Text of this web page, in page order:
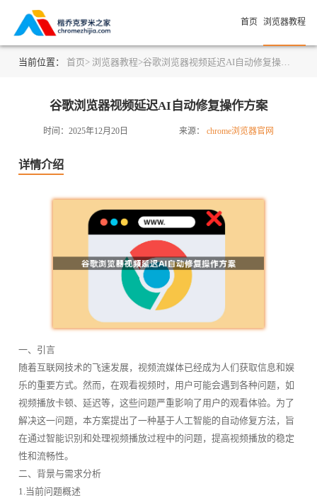
首页 浏览器教程
当前位置： 首页> 浏览器教程>谷歌浏览器视频延迟AI自动修复操作方案
谷歌浏览器视频延迟AI自动修复操作方案
时间：2025年12月20日 来源： chrome浏览器官网
详情介绍
一、引言
随着互联网技术的飞速发展，视频流媒体已经成为人们获取信息和娱
乐的重要方式。然而，在观看视频时，用户可能会遇到各种问题，如
视频播放卡顿、延迟等，这些问题严重影响了用户的观看体验。为了
解决这一问题，本方案提出了一种基于人工智能的自动修复方法，旨
在通过智能识别和处理视频播放过程中的问题，提高视频播放的稳定
性和流畅性。
二、背景与需求分析
1.当前问题概述